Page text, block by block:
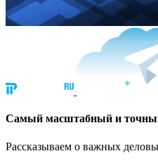
Cамый масштабный и
Рассказываем о важных